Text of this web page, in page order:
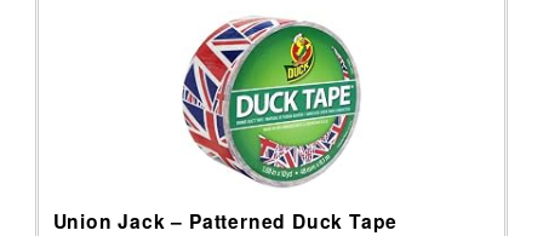
Union Jack – Patterned Duck Tape